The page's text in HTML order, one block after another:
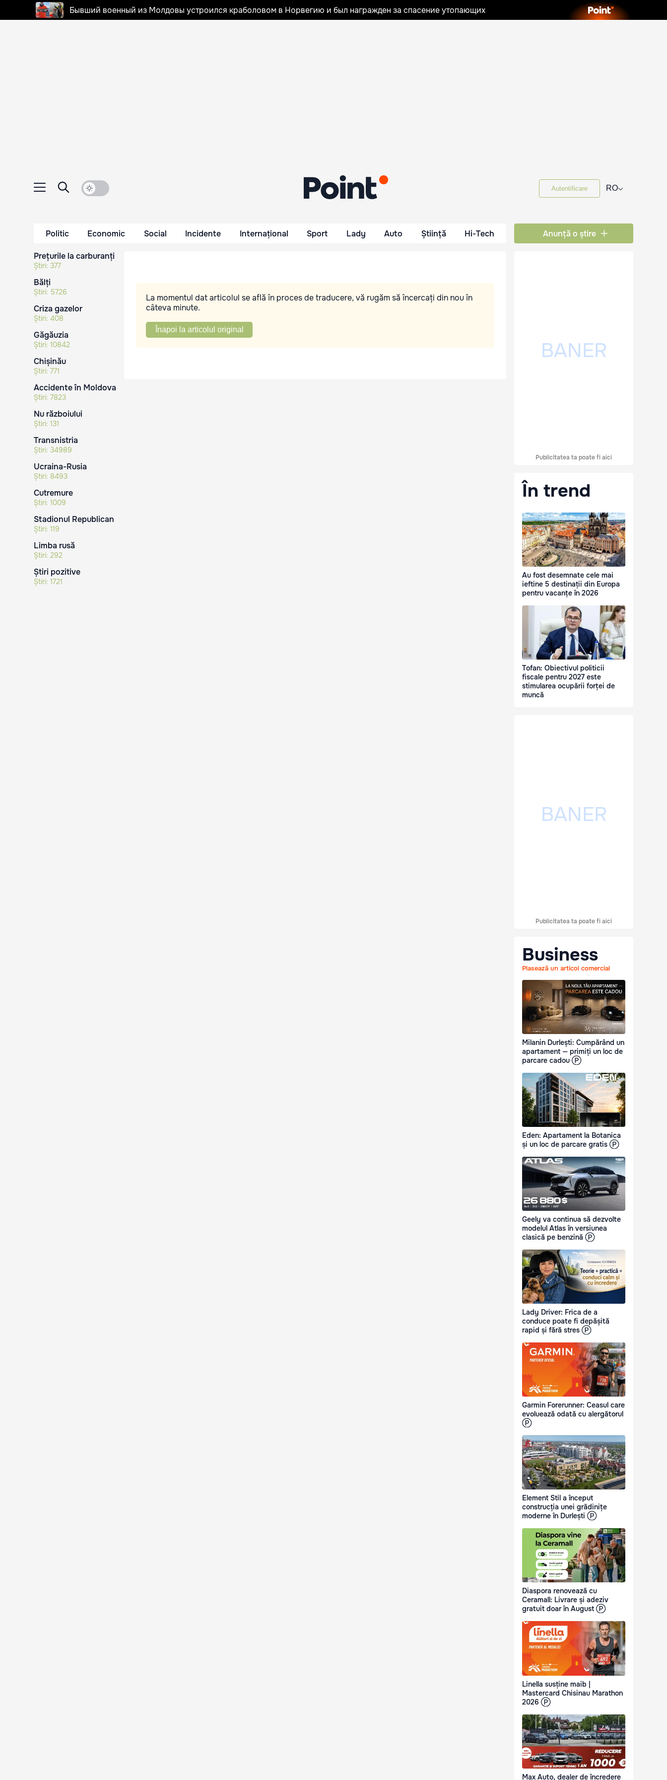
Бывший военный из Молдовы устроился краболовом в Норвегию и был награжден за спасение утопающих
Autentificare RO⌵
Politic Economic Social Incidente Internațional Sport Lady Auto Știință Hi-Tech Anunță o știre
Prețurile la carburanți
Știri: 377
Bălți
Știri: 5726
Criza gazelor
Știri: 408
Găgăuzia
Știri: 10842
Chișinău
Știri: 771
Accidente în Moldova
Știri: 7823
Nu războiului
Știri: 131
Transnistria
Știri: 34989
Ucraina-Rusia
Știri: 8493
Cutremure
Știri: 1009
Stadionul Republican
Știri: 119
Limba rusă
Știri: 292
Știri pozitive
Știri: 1721
La momentul dat articolul se află în proces de traducere, vă rugăm să încercați din nou în
câteva minute.
Înapoi la articolul original
Publicitatea ta poate fi aici
În trend
Au fost desemnate cele mai
ieftine 5 destinații din Europa
pentru vacanțe în 2026
Tofan: Obiectivul politicii
fiscale pentru 2027 este
stimularea ocupării forței de
muncă
Publicitatea ta poate fi aici
Business
Plasează un articol comercial
Milanin Durlești: Cumpărând un
apartament — primiți un loc de
parcare cadou Ⓟ
Eden: Apartament la Botanica
și un loc de parcare gratis Ⓟ
Geely va continua să dezvolte
modelul Atlas în versiunea
clasică pe benzină Ⓟ
Lady Driver: Frica de a
conduce poate fi depășită
rapid și fără stres Ⓟ
Garmin Forerunner: Ceasul care
evoluează odată cu alergătorul
Ⓟ
Element Stil a început
construcția unei grădinițe
moderne în Durlești Ⓟ
Diaspora renovează cu
Ceramall: Livrare și adeziv
gratuit doar în August Ⓟ
Linella susține maib |
Mastercard Chisinau Marathon
2026 Ⓟ
Max Auto, dealer de încredere